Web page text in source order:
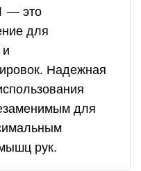
— это
для
Надежная
для
рук.